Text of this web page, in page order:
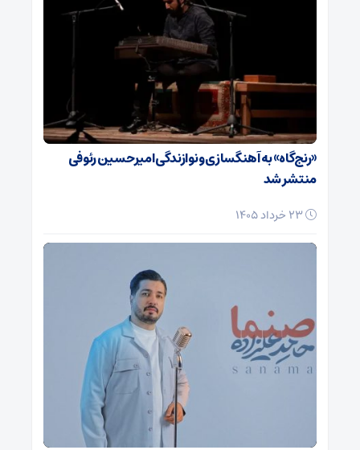
«رنج‌گاه» به آهنگسازی و نوازندگی امیرحسین رئوفی
منتشر شد